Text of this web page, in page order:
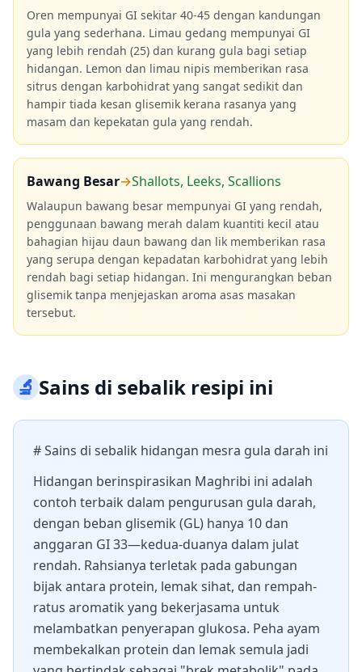
Oren mempunyai GI sekitar 40-45 dengan kandungan
gula yang sederhana. Limau gedang mempunyai GI
yang lebih rendah (25) dan kurang gula bagi setiap
hidangan. Lemon dan limau nipis memberikan rasa
sitrus dengan karbohidrat yang sangat sedikit dan
hampir tiada kesan glisemik kerana rasanya yang
masam dan kepekatan gula yang rendah.
Bawang Besar→Shallots, Leeks, Scallions
Walaupun bawang besar mempunyai GI yang rendah,
penggunaan bawang merah dalam kuantiti kecil atau
bahagian hijau daun bawang dan lik memberikan rasa
yang serupa dengan kepadatan karbohidrat yang lebih
rendah bagi setiap hidangan. Ini mengurangkan beban
glisemik tanpa menjejaskan aroma asas masakan
tersebut.
🔬Sains di sebalik resipi ini
# Sains di sebalik hidangan mesra gula darah ini
Hidangan berinspirasikan Maghribi ini adalah
contoh terbaik dalam pengurusan gula darah,
dengan beban glisemik (GL) hanya 10 dan
anggaran GI 33—kedua-duanya dalam julat
rendah. Rahsianya terletak pada gabungan
bijak antara protein, lemak sihat, dan rempah-
ratus aromatik yang bekerjasama untuk
melambatkan penyerapan glukosa. Peha ayam
membekalkan protein dan lemak semula jadi